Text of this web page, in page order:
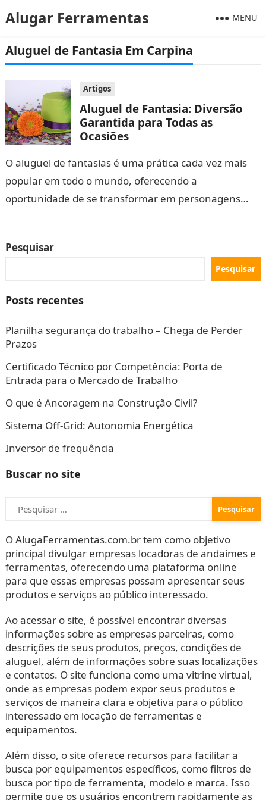
Alugar Ferramentas MENU
Aluguel de Fantasia Em Carpina
Artigos
Aluguel de Fantasia: Diversão
Garantida para Todas as
Ocasiões
O aluguel de fantasias é uma prática cada vez mais
popular em todo o mundo, oferecendo a
oportunidade de se transformar em personagens
Pesquisar
Pesquisar
Posts recentes
Planilha segurança do trabalho – Chega de Perder
Prazos
Certificado Técnico por Competência: Porta de
Entrada para o Mercado de Trabalho
O que é Ancoragem na Construção Civil?
Sistema Off-Grid: Autonomia Energética
Inversor de frequência
Buscar no site
Pesquisar
por:
O AlugaFerramentas.com.br tem como objetivo
principal divulgar empresas locadoras de andaimes e
ferramentas, oferecendo uma plataforma online
para que essas empresas possam apresentar seus
produtos e serviços ao público interessado.
Ao acessar o site, é possível encontrar diversas
informações sobre as empresas parceiras, como
descrições de seus produtos, preços, condições de
aluguel, além de informações sobre suas localizações
e contatos. O site funciona como uma vitrine virtual,
onde as empresas podem expor seus produtos e
serviços de maneira clara e objetiva para o público
interessado em locação de ferramentas e
equipamentos.
Além disso, o site oferece recursos para facilitar a
busca por equipamentos específicos, como filtros de
busca por tipo de ferramenta, modelo e marca. Isso
permite que os usuários encontrem rapidamente as